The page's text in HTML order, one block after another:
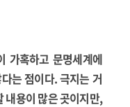
가혹하고 문명세계에
는 점이다. 극지는 거
내용이 많은 곳이지만,